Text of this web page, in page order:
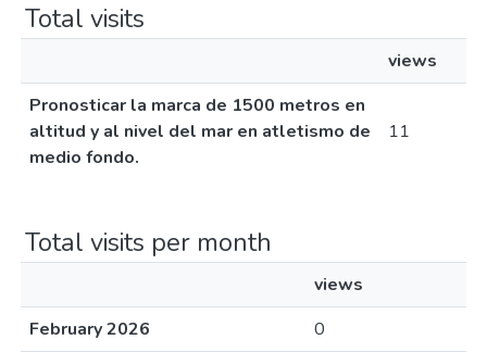
Total visits
views
Pronosticar la marca de 1500 metros en
altitud y al nivel del mar en atletismo de
medio fondo.
11
Total visits per month
views
February 2026
0